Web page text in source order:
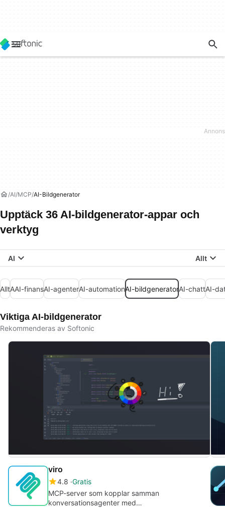
AI MCP AI-Bildgenerator
Upptäck 36 AI-bildgenerator-appar och
verktyg
AI Allt
AlltAAI-finansAI-agenterAI-automationAI-bildgeneratorAI-chattAI-
Viktiga AI-bildgenerator
Rekommenderas av Softonic
viro
4.8 Gratis
MCP-server som kopplar samman
konversationsagenter med